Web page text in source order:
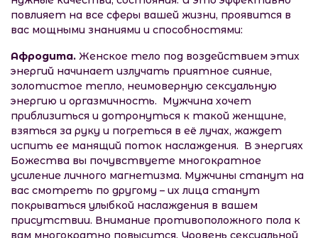
повлияет на все сферы вашей жизни, проявится в
вас мощными знаниями и способностями:
Афродита. Женское тело под воздействием этих
энергий начинает излучать приятное сияние,
золотистое тепло, неимоверную сексуальную
энергию и оргазмичность. Мужчина хочет
приблизиться и дотронуться к такой женщине,
взяться за руку и погреться в её лучах, жаждет
испить ее манящий поток наслаждения. В энергиях
Божества вы почувствуете многократное
усиление личного магнетизма. Мужчины станут на
вас смотреть по другому – их лица станут
покрываться улыбкой наслаждения в вашем
присутствии. Внимание противоположного пола к
вам многократно повысится. Уровень сексуальной